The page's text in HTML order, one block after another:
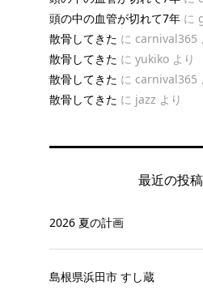
頭の中の血管が切れて7年 に
散骨してきた に carnival365
散骨してきた に yukiko より
散骨してきた に carnival365
散骨してきた に jazz より
最近の投稿
2026 夏の計画
島根県浜田市 すし蔵